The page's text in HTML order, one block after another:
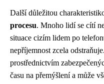
Další důležitou
procesu. Mnoho lidí se cítí
situace cizím lidem po
nepříjemnost zcela
prostřednictvím
času na přemýšlení a může